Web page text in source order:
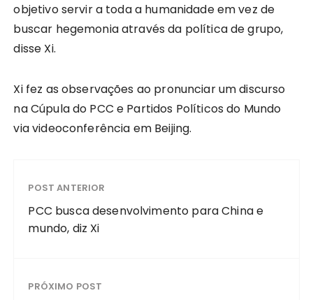
objetivo servir a toda a humanidade em vez de
buscar hegemonia através da política de grupo,
disse Xi.
Xi fez as observações ao pronunciar um discurso
na Cúpula do PCC e Partidos Políticos do Mundo
via videoconferência em Beijing.
POST ANTERIOR
PCC busca desenvolvimento para China e
mundo, diz Xi
PRÓXIMO POST